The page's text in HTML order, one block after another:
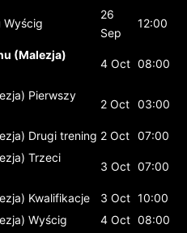
Wyścig
26
Sep
12:00
(Malezja)
4 Oct 08:00
Pierwszy
2 Oct 03:00
Drugi trening 2 Oct 07:00
Trzeci
3 Oct 07:00
Kwalifikacje 3 Oct 10:00
Wyścig 4 Oct 08:00